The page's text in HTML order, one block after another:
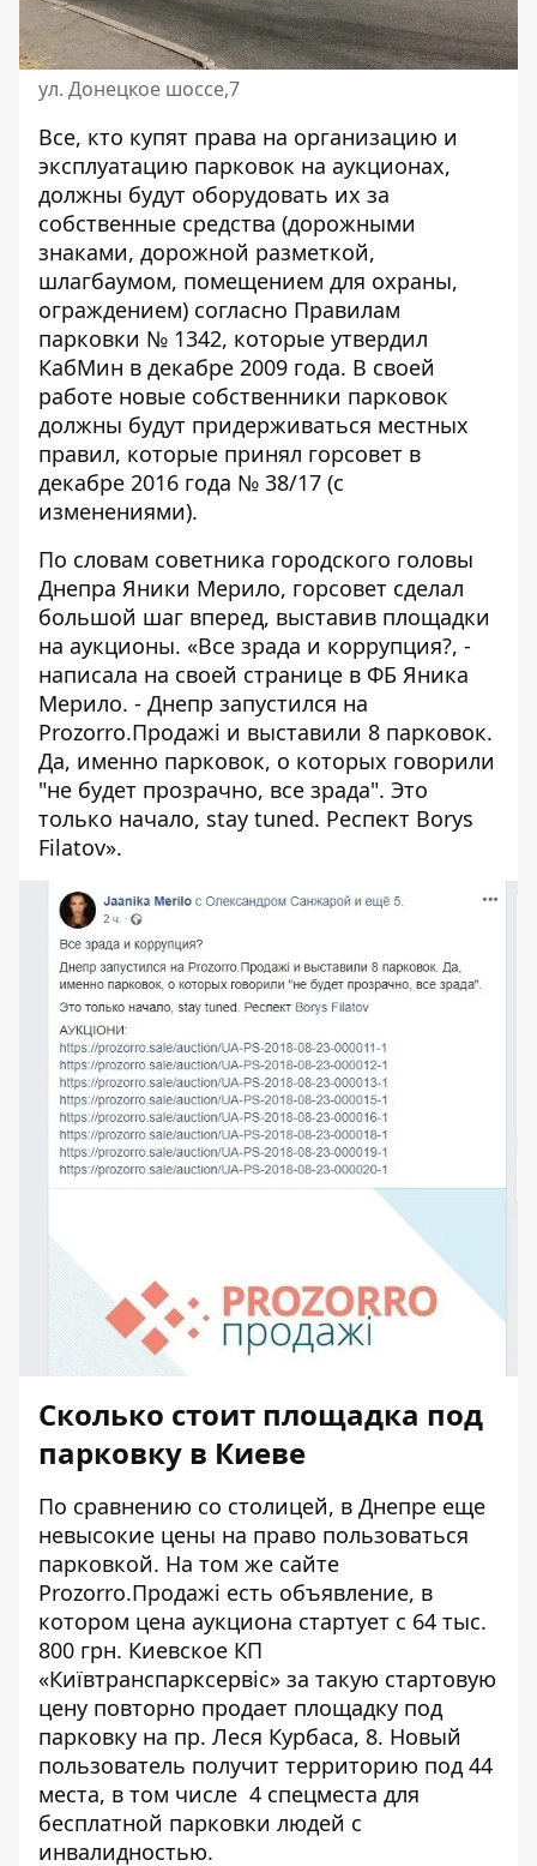
ул. Донецкое шоссе,7
Все, кто купят права на организацию и
эксплуатацию парковок на аукционах,
должны будут оборудовать их за
собственные средства (дорожными
знаками, дорожной разметкой,
шлагбаумом, помещением для охраны,
ограждением) согласно Правилам
парковки № 1342, которые утвердил
КабМин в декабре 2009 года. В своей
работе новые собственники парковок
должны будут придерживаться местных
правил, которые принял горсовет в
декабре 2016 года № 38/17 (с
изменениями).
По словам советника городского головы
Днепра Яники Мерило, горсовет сделал
большой шаг вперед, выставив площадки
на аукционы. «Все зрада и коррупция?, -
написала на своей странице в ФБ Яника
Мерило. - Днепр запустился на
Prozorro.Продажi и выставили 8 парковок.
Да, именно парковок, о которых говорили
"не будет прозрачно, все зрада". Это
только начало, stay tuned. Респект Borys
Filatov».
Сколько стоит площадка под
парковку в Киеве
По сравнению со столицей, в Днепре еще
невысокие цены на право пользоваться
парковкой. На том же сайте
Prozorro.Продажі есть объявление, в
котором цена аукциона стартует с 64 тыс.
800 грн. Киевское КП
«Київтранспарксервіс» за такую стартовую
цену повторно продает площадку под
парковку на пр. Леся Курбаса, 8. Новый
пользователь получит территорию под 44
места, в том числе 4 спецместа для
бесплатной парковки людей с
инвалидностью.